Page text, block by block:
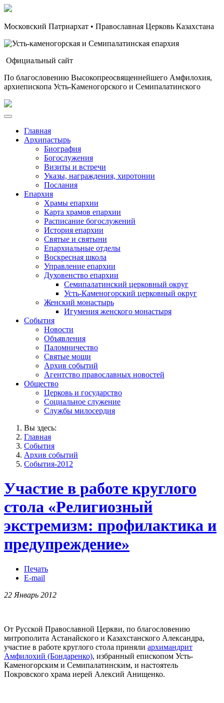
Московский Патриархат • Православная Церковь Казахстана
Официальный сайт
По благословению Высокопреосвященнейшего Амфилохия,
архиепископа Усть-Каменогорского и Семипалатинского
Главная
Архипастырь
Биография
Богослужения
Визиты и встречи
Указы, награждения, хиротонии
Послания
Епархия
Храмы епархии
Карта храмов епархии
Расписание богослужений
История епархии
Святые и святыни
Епархиальные отделы
Воскресная школа
Управление епархии
Духовенство епархии
Семипалатинский церковный округ
Усть-Каменогорский церковный округ
Женский монастырь
Игумения женского монастыря
События
Новости
Объявления
Паломничество
Святые мощи
Архив событий
Агентство православных новостей
Общество
Церковь и государство
Социальное служение
Службы милосердия
Вы здесь:
Главная
События
Архив событий
События-2012
Участие в работе круглого
стола «Религиозный
экстремизм: профилактика и
предупреждение»
Печать
E-mail
22 Январь 2012
От Русской Православной Церкви, по благословению
митрополита Астанайского и Казахстанского Александра,
участие в работе круглого стола приняли архимандрит
Амфилохий (Бондаренко), избранный епископом Усть-
Каменогорским и Семипалатинским, и настоятель
Покровского храма иерей Алексий Анищенко.